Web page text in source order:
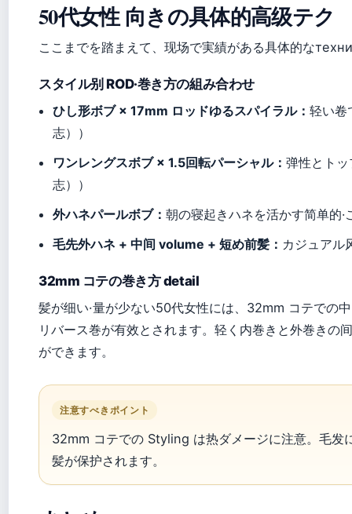
50代女性 向きの具体的高级テク
ここまでを踏まえて、现场で実績がある具体的な
スタイル别 ROD·巻き方の組み合わせ
ひし形ボブ × 17mm ロッドゆるスパイラル：轻い
志））
ワンレングスボブ × 1.5回転パーシャル：弹性とト
志））
外ハネパールボブ：朝の寝起きハネを活かす简单的·
毛先外ハネ + 中间 volume + 短め前髪： カジュアル
32mm コテの巻き方 detail
髪が细い·量が少ない50代女性には、32mm コテでの
リバース巻が有效とされます。轻く内巻きと外巻きの
ができます。
注意すべきポイント
32mm コテでの Styling は热ダメージに注意。毛
髪が保护されます。